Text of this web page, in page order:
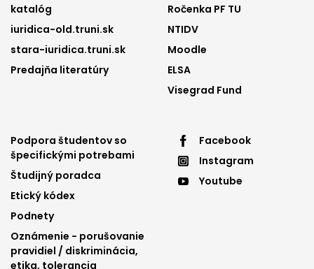
katalóg
iuridica-old.truni.sk
stara-iuridica.truni.sk
Predajňa literatúry
Ročenka PF TU
NTIDV
Moodle
ELSA
Visegrad Fund
Footer
menu
3
Podpora študentov so
špecifickými potrebami
Študijný poradca
Etický kódex
Podnety
Oznámenie - porušovanie
pravidiel / diskriminácia,
etika, tolerancia
Footer
menu
Facebook
Instagram
Youtube